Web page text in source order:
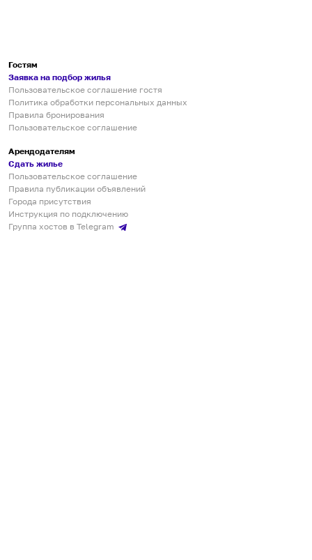
Гостям
Заявка на подбор жилья
Пользовательское соглашение гостя
Политика обработки персональных данных
Правила бронирования
Пользовательское соглашение
Арендодателям
Сдать жилье
Пользовательское соглашение
Правила публикации объявлений
Города присутствия
Инструкция по подключению
Группа хостов в Telegram